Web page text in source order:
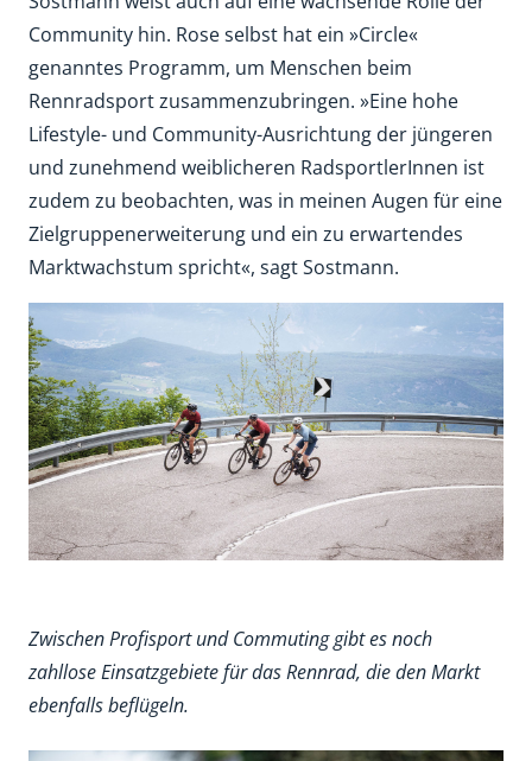
Community hin. Rose selbst hat ein »Circle«
genanntes Programm, um Menschen beim
Rennradsport zusammenzubringen. »Eine hohe
Lifestyle- und Community-Ausrichtung der jüngeren
und zunehmend weiblicheren RadsportlerInnen ist
zudem zu beobachten, was in meinen Augen für eine
Zielgruppenerweiterung und ein zu erwartendes
Marktwachstum spricht«, sagt Sostmann.
Zwischen Profisport und Commuting gibt es noch
zahllose Einsatzgebiete für das Rennrad, die den Markt
ebenfalls beflügeln.